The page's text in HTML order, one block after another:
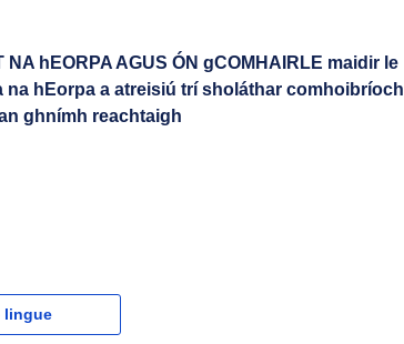
hEORPA AGUS ÓN gCOMHAIRLE maidir le
hEorpa a atreisiú trí sholáthar comhoibríoch
ghnímh reachtaigh
lingue